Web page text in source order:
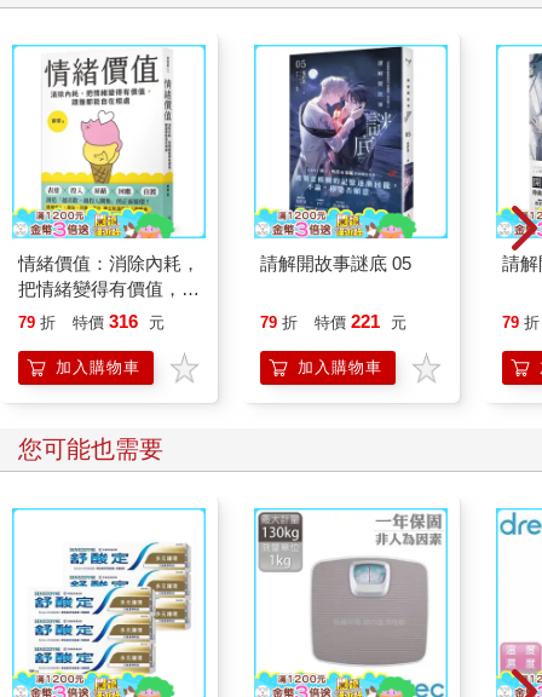
情緒價值：消除內耗，
把情緒變得有價值，跟
誰都能自在相處
79 折 特價 316 元
加入購物車
請解開故事謎底 05
79 折 特價 221 元
加入購物車
請解
79 折
您可能也需要